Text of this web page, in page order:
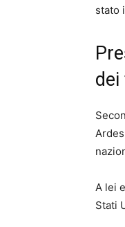
stato
dei
A lei
Stati